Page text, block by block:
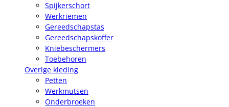
Spijkerschort
Werkriemen
Gereedschapstas
Gereedschapskoffer
Kniebeschermers
Toebehoren
Overige kleding
Petten
Werkmutsen
Onderbroeken